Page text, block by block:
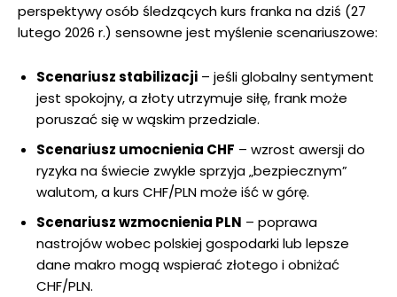
perspektywy osób śledzących kurs franka na dziś (27
lutego 2026 r.) sensowne jest myślenie scenariuszowe:
Scenariusz stabilizacji – jeśli globalny sentyment
jest spokojny, a złoty utrzymuje siłę, frank może
poruszać się w wąskim przedziale.
Scenariusz umocnienia CHF – wzrost awersji do
ryzyka na świecie zwykle sprzyja „bezpiecznym”
walutom, a kurs CHF/PLN może iść w górę.
Scenariusz wzmocnienia PLN – poprawa
nastrojów wobec polskiej gospodarki lub lepsze
dane makro mogą wspierać złotego i obniżać
CHF/PLN.